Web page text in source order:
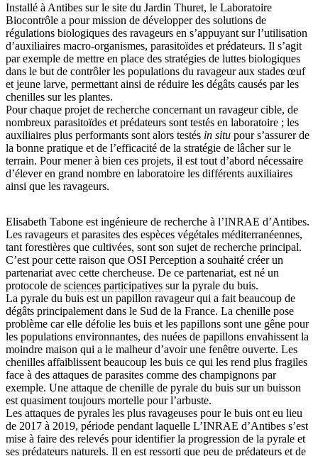
Installé à Antibes sur le site du Jardin Thuret, le Laboratoire
Biocontrôle a pour mission de développer des solutions de
régulations biologiques des ravageurs en s’appuyant sur l’utilisation
d’auxiliaires macro-organismes, parasitoïdes et prédateurs. Il s’agit
par exemple de mettre en place des stratégies de luttes biologiques
dans le but de contrôler les populations du ravageur aux stades œuf
et jeune larve, permettant ainsi de réduire les dégâts causés par les
chenilles sur les plantes.
Pour chaque projet de recherche concernant un ravageur cible, de
nombreux parasitoïdes et prédateurs sont testés en laboratoire ; les
auxiliaires plus performants sont alors testés in situ pour s’assurer de
la bonne pratique et de l’efficacité de la stratégie de lâcher sur le
terrain. Pour mener à bien ces projets, il est tout d’abord nécessaire
d’élever en grand nombre en laboratoire les différents auxiliaires
ainsi que les ravageurs.
Elisabeth Tabone est ingénieure de recherche à l’INRAE d’Antibes.
Les ravageurs et parasites des espèces végétales méditerranéennes,
tant forestières que cultivées, sont son sujet de recherche principal.
C’est pour cette raison que OSI Perception a souhaité créer un
partenariat avec cette chercheuse. De ce partenariat, est né un
protocole de sciences participatives sur la pyrale du buis.
La pyrale du buis est un papillon ravageur qui a fait beaucoup de
dégâts principalement dans le Sud de la France. La chenille pose
problème car elle défolie les buis et les papillons sont une gêne pour
les populations environnantes, des nuées de papillons envahissent la
moindre maison qui a le malheur d’avoir une fenêtre ouverte. Les
chenilles affaiblissent beaucoup les buis ce qui les rend plus fragiles
face à des attaques de parasites comme des champignons par
exemple. Une attaque de chenille de pyrale du buis sur un buisson
est quasiment toujours mortelle pour l’arbuste.
Les attaques de pyrales les plus ravageuses pour le buis ont eu lieu
de 2017 à 2019, période pendant laquelle L’INRAE d’Antibes s’est
mise à faire des relevés pour identifier la progression de la pyrale et
ses prédateurs naturels. Il en est ressorti que peu de prédateurs et de